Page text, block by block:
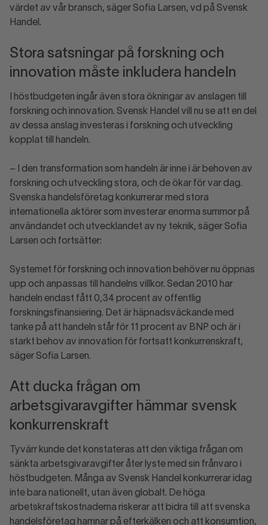
värdet av vår bransch, säger Sofia Larsen, vd på Svensk
Handel.
Stora satsningar på forskning och
innovation måste inkludera handeln
I höstbudgeten ingår även stora ökningar av anslagen till
forskning och innovation. Svensk Handel vill nu se att en del
av dessa anslag investeras i forskning och utveckling
kopplat till handeln.
– I den transformation som handeln är inne i är behoven av
forskning och utveckling stora, och de ökar för var dag.
Svenska handelsföretag konkurrerar med stora
internationella aktörer som investerar enorma summor på
användandet och utvecklandet av ny teknik, säger Sofia
Larsen och fortsätter:
Systemet för forskning och innovation behöver nu öppnas
upp och anpassas till handelns villkor. Sedan 2010 har
handeln endast fått 0,34 procent av offentlig
forskningsfinansiering. Det är häpnadsväckande med
tanke på att handeln står för 11 procent av BNP och är i
starkt behov av innovation för fortsatt konkurrenskraft,
säger Sofia Larsen.
Att ducka frågan om
arbetsgivaravgifter hämmar svensk
konkurrenskraft
Tyvärr kunde det konstateras att den viktiga frågan om
sänkta arbetsgivaravgifter åter lyste med sin frånvaro i
höstbudgeten. Många av Svensk Handel konkurrerar idag
inte bara nationellt, utan även globalt. De höga
arbetskraftskostnaderna riskerar att bidra till att svenska
handelsföretag hamnar på efterkälken och att konsumtion,